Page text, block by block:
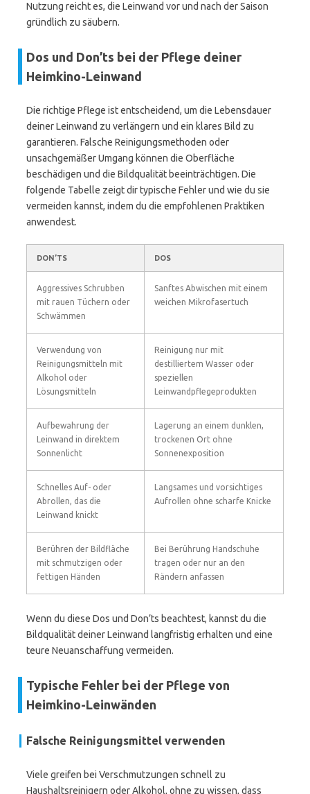
Nutzung reicht es, die Leinwand vor und nach der Saison
gründlich zu säubern.
Dos und Don’ts bei der Pflege deiner
Heimkino-Leinwand
Die richtige Pflege ist entscheidend, um die Lebensdauer
deiner Leinwand zu verlängern und ein klares Bild zu
garantieren. Falsche Reinigungsmethoden oder
unsachgemäßer Umgang können die Oberfläche
beschädigen und die Bildqualität beeinträchtigen. Die
folgende Tabelle zeigt dir typische Fehler und wie du sie
vermeiden kannst, indem du die empfohlenen Praktiken
anwendest.
DON’TS DOS
Aggressives Schrubben
mit rauen Tüchern oder
Schwämmen
Sanftes Abwischen mit einem
weichen Mikrofasertuch
Verwendung von
Reinigungsmitteln mit
Alkohol oder
Lösungsmitteln
Reinigung nur mit
destilliertem Wasser oder
speziellen
Leinwandpflegeprodukten
Aufbewahrung der
Leinwand in direktem
Sonnenlicht
Lagerung an einem dunklen,
trockenen Ort ohne
Sonnenexposition
Schnelles Auf- oder
Abrollen, das die
Leinwand knickt
Langsames und vorsichtiges
Aufrollen ohne scharfe Knicke
Berühren der Bildfläche
mit schmutzigen oder
fettigen Händen
Bei Berührung Handschuhe
tragen oder nur an den
Rändern anfassen
Wenn du diese Dos und Don’ts beachtest, kannst du die
Bildqualität deiner Leinwand langfristig erhalten und eine
teure Neuanschaffung vermeiden.
Typische Fehler bei der Pflege von
Heimkino-Leinwänden
Falsche Reinigungsmittel verwenden
Viele greifen bei Verschmutzungen schnell zu
Haushaltsreinigern oder Alkohol, ohne zu wissen, dass